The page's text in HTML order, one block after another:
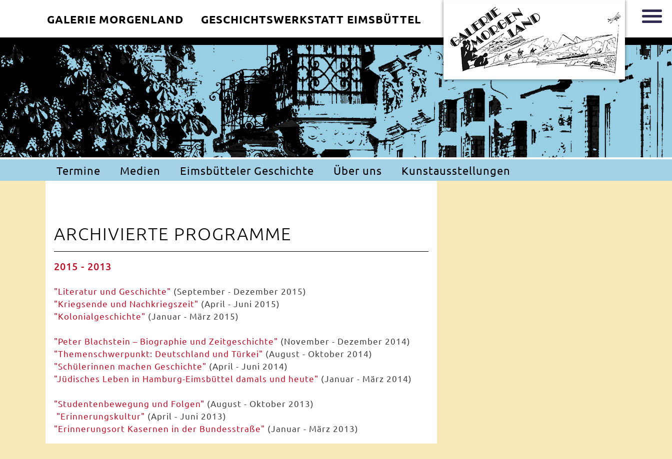
GALERIE MORGENLAND GESCHICHTSWERKSTATT EIMSBÜTTEL
Termine Medien Eimsbütteler Geschichte Über uns Kunstausstellungen
ARCHIVIERTE PROGRAMME
2015 - 2013
"Literatur und Geschichte" (September - Dezember 2015)
"Kriegsende und Nachkriegszeit" (April - Juni 2015)
"Kolonialgeschichte" (Januar - März 2015)
"Peter Blachstein – Biographie und Zeitgeschichte" (November - Dezember 2014)
"Themenschwerpunkt: Deutschland und Türkei" (August - Oktober 2014)
"Schülerinnen machen Geschichte" (April - Juni 2014)
"Jüdisches Leben in Hamburg-Eimsbüttel damals und heute" (Januar - März 2014)
"Studentenbewegung und Folgen" (August - Oktober 2013)
"Erinnerungskultur" (April - Juni 2013)
"Erinnerungsort Kasernen in der Bundesstraße" (Januar - März 2013)